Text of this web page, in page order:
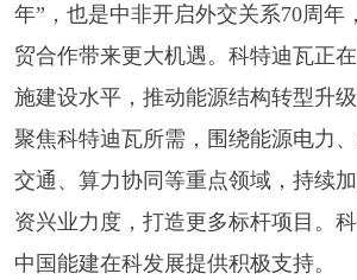
年”，也是中非开启外交关系70周年
贸合作带来更大机遇。科特迪瓦正
施建设水平，推动能源结构转型升
聚焦科特迪瓦所需，围绕能源电力
交通、算力协同等重点领域，持续
资兴业力度，打造更多标杆项目。
中国能建在科发展提供积极支持。